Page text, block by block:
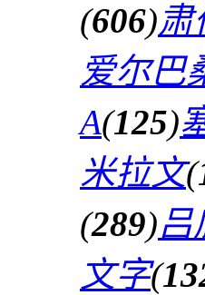
(606)肃
爱尔巴
A(125)
米拉文(
(289)吕
文字(